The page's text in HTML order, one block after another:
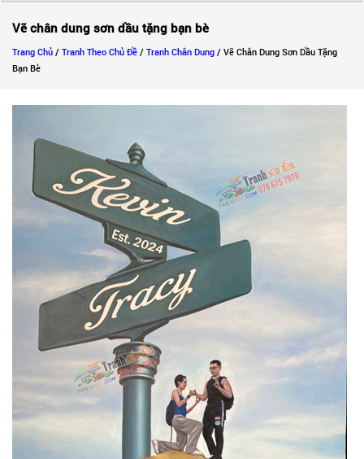
Vẽ chân dung sơn dầu tặng bạn bè
Trang Chủ / Tranh Theo Chủ Đề / Tranh Chân Dung / Vẽ Chân Dung Sơn Dầu Tặng
Bạn Bè